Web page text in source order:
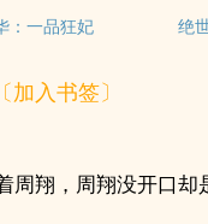
：一品狂妃 绝
〔加入书签〕
翔，周翔没开口却